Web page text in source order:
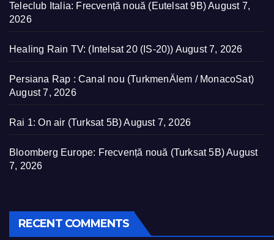
Teleclub Italia: Frecvență nouă (Eutelsat 9B)August 7,
2026
Healing Rain TV: (Intelsat 20 (IS-20)) August 7, 2026
Persiana Rap : Canal nou (TurkmenÄlem / MonacoSat)
August 7, 2026
Rai 1: On air (Turksat 5B) August 7, 2026
Bloomberg Europe: Frecvență nouă (Turksat 5B)August
7, 2026
RECENT COMMENTS